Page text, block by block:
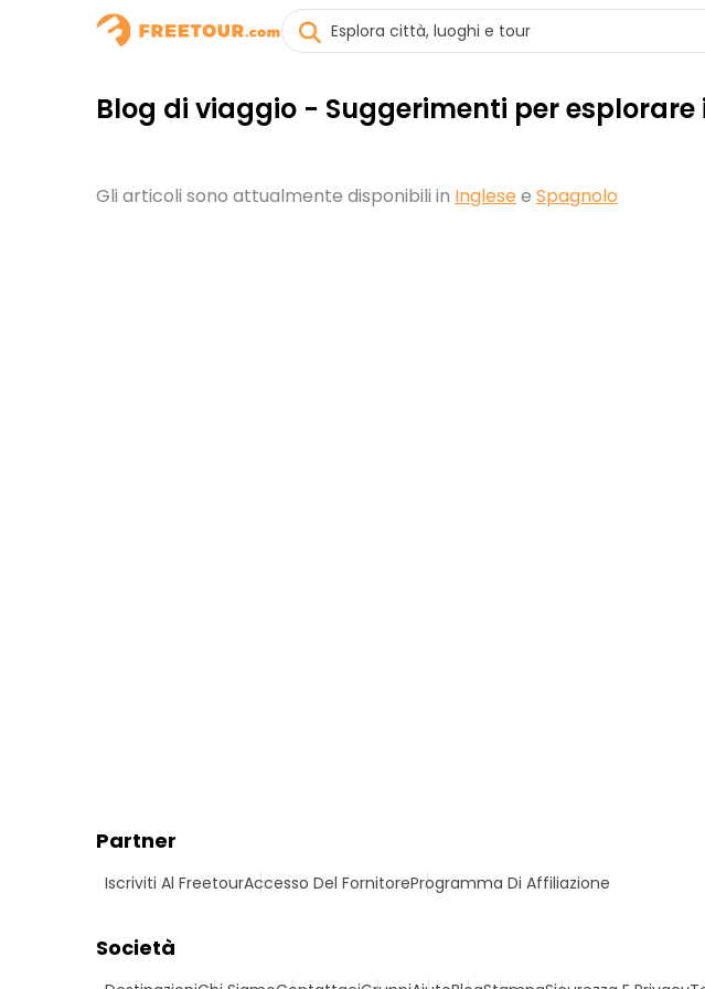
Blog di viaggio - Suggerimenti per
Gli articoli sono attualmente disponibili in Inglesee Spagnolo
Partner
Iscriviti Al FreetourAccesso Del FornitoreProgramma Di Affiliazione
Società